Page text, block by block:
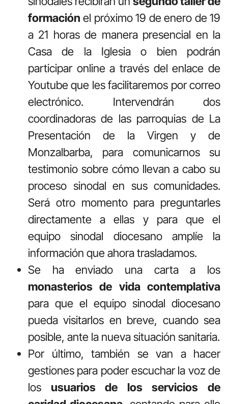
formación el próximo 19 de enero de 19
a 21 horas de manera presencial en la
Casa de la Iglesia o bien podrán
participar online a través del enlace de
Youtube que les facilitaremos por correo
electrónico. Intervendrán dos
coordinadoras de las parroquias de La
Presentación de la Virgen y de
Monzalbarba, para comunicarnos su
testimonio sobre cómo llevan a cabo su
proceso sinodal en sus comunidades.
Será otro momento para preguntarles
directamente a ellas y para que el
equipo sinodal diocesano amplíe la
información que ahora trasladamos.
Se ha enviado una carta a los
monasterios de vida contemplativa
para que el equipo sinodal diocesano
pueda visitarlos en breve, cuando sea
posible, ante la nueva situación sanitaria.
Por último, también se van a hacer
gestiones para poder escuchar la voz de
los usuarios de los servicios de